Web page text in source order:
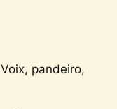
Voix, pandeiro,